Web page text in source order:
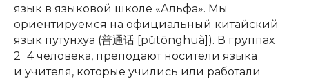
язык в языковой школе «Альфа». Мы
ориентируемся на официальный китайский
язык путунхуа (普通话 [pǔtōnghuà]). В группах
2−4 человека, преподают носители языка
и учителя, которые учились или работали